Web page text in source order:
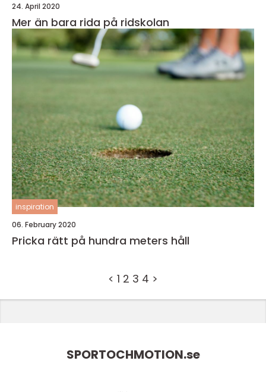
24. April 2020
Mer än bara rida på ridskolan
inspiration
06. February 2020
Pricka rätt på hundra meters håll
< 1 2 3 4 >
SPORTOCHMOTION.se